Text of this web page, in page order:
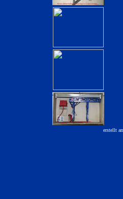
erstellt